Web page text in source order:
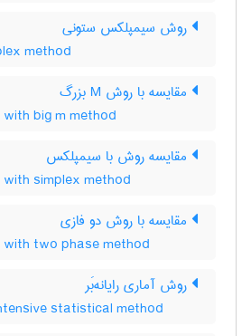
روش سیمپلکس ستونی
method
مقایسه با روش M بزرگ
big m method
مقایسه روش با سیمپلکس
simplex method
مقایسه با روش دو فازی
two phase method
روش آماری رایانه‌بَر
statistical method